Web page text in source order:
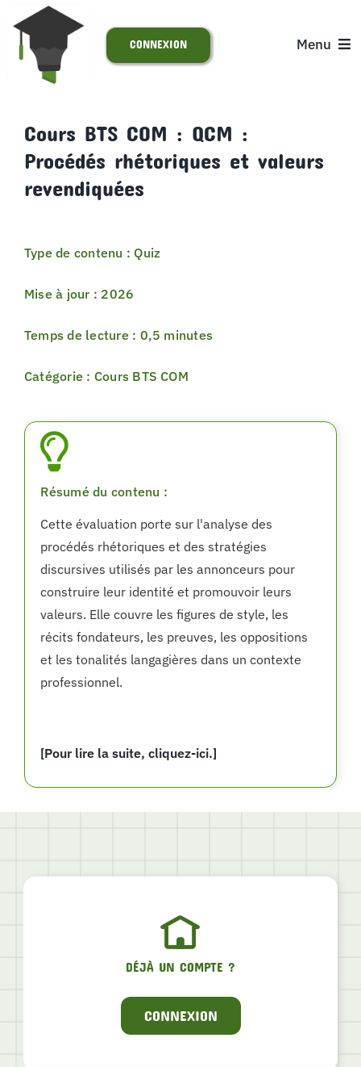
Passer
contenu
Menu
S’INSCRIRE
SUPPORT
CONNEXION
Cours BTS COM : QCM :
Procédés rhétoriques et valeurs
revendiquées
Type de contenu : Quiz
Mise à jour : 2026
Temps de lecture : 0,5 minutes
Catégorie : Cours BTS COM
Résumé du contenu :
Cette évaluation porte sur l'analyse des
procédés rhétoriques et des stratégies
discursives utilisés par les annonceurs pour
construire leur identité et promouvoir leurs
valeurs. Elle couvre les figures de style, les
récits fondateurs, les preuves, les oppositions
et les tonalités langagières dans un contexte
professionnel.
[Pour lire la suite, cliquez-ici.]
DÉJÀ UN COMPTE ?
CONNEXION